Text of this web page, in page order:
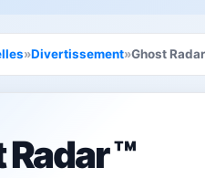
»Divertissement»Ghost
™